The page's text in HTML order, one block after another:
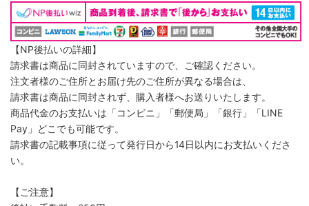
【NP後払いの詳細】
請求書は商品に同封されていますので、ご確認ください。
注文者様のご住所とお届け先のご住所が異なる場合は、
請求書は商品に同封されず、購入者様へお送りいたします。
商品代金のお支払いは「コンビニ」「郵便局」「銀行」「LINE
Pay」どこでも可能です。
請求書の記載事項に従って発行日から14日以内にお支払いくださ
い。
【ご注意】